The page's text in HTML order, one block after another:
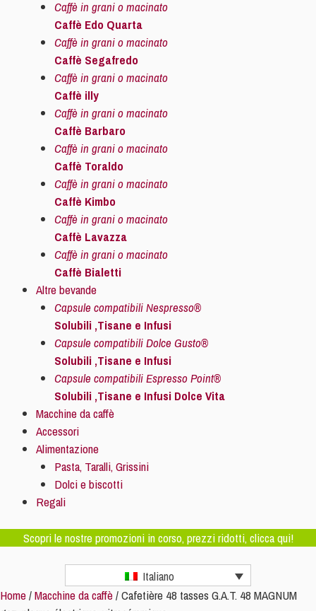
Caffè in grani o macinato
Caffè Edo Quarta
Caffè in grani o macinato
Caffè Segafredo
Caffè in grani o macinato
Caffè illy
Caffè in grani o macinato
Caffè Barbaro
Caffè in grani o macinato
Caffè Toraldo
Caffè in grani o macinato
Caffè Kimbo
Caffè in grani o macinato
Caffè Lavazza
Caffè in grani o macinato
Caffè Bialetti
Altre bevande
Capsule compatibili Nespresso®
Solubili ,Tisane e Infusi
Capsule compatibili Dolce Gusto®
Solubili ,Tisane e Infusi
Capsule compatibili Espresso Point®
Solubili ,Tisane e Infusi Dolce Vita
Macchine da caffè
Accessori
Alimentazione
Pasta, Taralli, Grissini
Dolci e biscotti
Regali
Scopri le nostre promozioni in corso, prezzi ridotti, clicca qui!
Italiano
Home/Macchine da caffè/ Cafetière 48 tasses G.A.T. 48 MAGNUM